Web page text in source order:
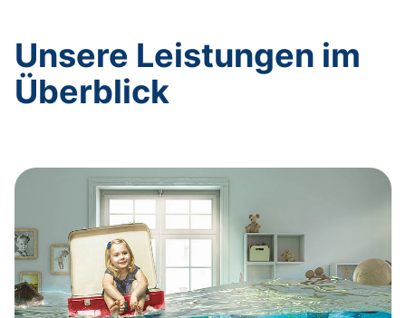
Unsere Leistungen im
Überblick